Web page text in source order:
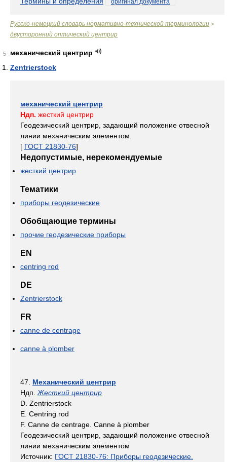
оригинал документа
Русско-немецкий словарь нормативно-технической терминологии >
двусторонний оптический центрир
5
механический центрир
Zentrierstock
механический центрир
Ндп. жесткий центрир
Геодезический центрир, задающий положение отвесной
линии механическим элементом.
[ ГОСТ 21830-76]
Недопустимые, нерекомендуемые
жесткий центрир
Тематики
приборы геодезические
Обобщающие термины
прочие геодезические приборы
EN
centring rod
DE
Zentrierstock
FR
canne de centrage
canne à plomber
47. Механический центрир
Ндп. Жесткий центрир
D. Zentrierstock
E. Centring rod
F. Canne de centrage. Canne à plomber
Геодезический центрир, задающий положение отвесной
линии механическим элементом
Источник: ГОСТ 21830-76: Приборы геодезические.